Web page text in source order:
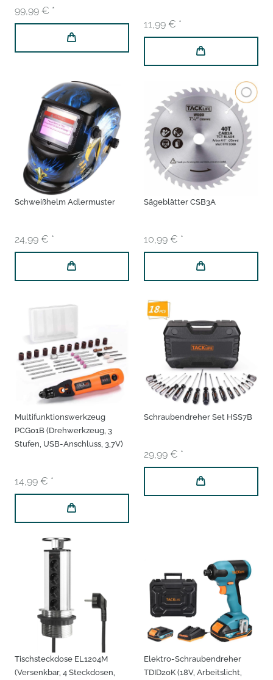
99,99 € *
11,99 € *
Schweißhelm Adlermuster
24,99 € *
Sägeblätter CSB3A
10,99 € *
Multifunktionswerkzeug
PCG01B (Drehwerkzeug, 3
Stufen, USB-Anschluss, 3,7V)
14,99 € *
Schraubendreher Set HSS7B
29,99 € *
Tischsteckdose ‎EL1204M
(Versenkbar, 4 Steckdosen,
Elektro-Schraubendreher
TDID20K (18V, Arbeitslicht,